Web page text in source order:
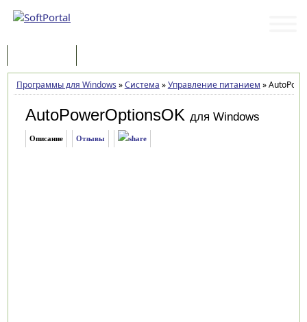
Программы для Windows »Система »Управление питанием »
AutoPowerOptionsOK для Windows
Описание Отзывы